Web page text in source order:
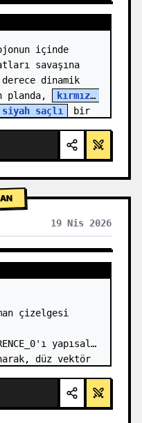
içinde
savaşına
dinamik
planda,
kırmızı
saçlı
bir
19 Nis 2026
çizelgesi
yapısal
düz vektör